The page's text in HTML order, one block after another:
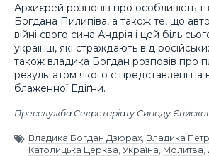
Архиєрей розповів про особливість
Богдана Пилипіва, а також те, що
війні свого сина Андрія і цей біль
українці, які страждають від
також владика Богдан розповів про
результатом якого є представлені на
блаженної Едіґни.
Пресслужба Секретаріату Синоду
Владика Богдан Дзюрах Владика
Католицька Церква Україна Молитва